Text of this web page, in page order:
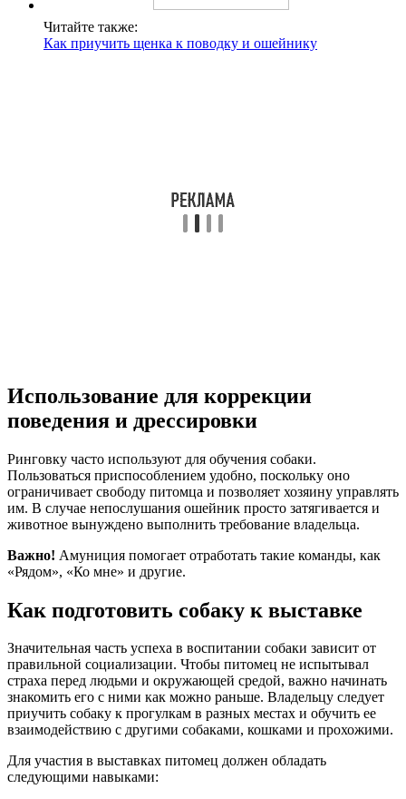
Читайте также:
Как приучить щенка к поводку и ошейнику
Использование для коррекции
поведения и дрессировки
Ринговку часто используют для обучения собаки.
Пользоваться приспособлением удобно, поскольку оно
ограничивает свободу питомца и позволяет хозяину управлять
им. В случае непослушания ошейник просто затягивается и
животное вынуждено выполнить требование владельца.
Важно! Амуниция помогает отработать такие команды, как
«Рядом», «Ко мне» и другие.
Как подготовить собаку к выставке
Значительная часть успеха в воспитании собаки зависит от
правильной социализации. Чтобы питомец не испытывал
страха перед людьми и окружающей средой, важно начинать
знакомить его с ними как можно раньше. Владельцу следует
приучить собаку к прогулкам в разных местах и обучить ее
взаимодействию с другими собаками, кошками и прохожими.
Для участия в выставках питомец должен обладать
следующими навыками: